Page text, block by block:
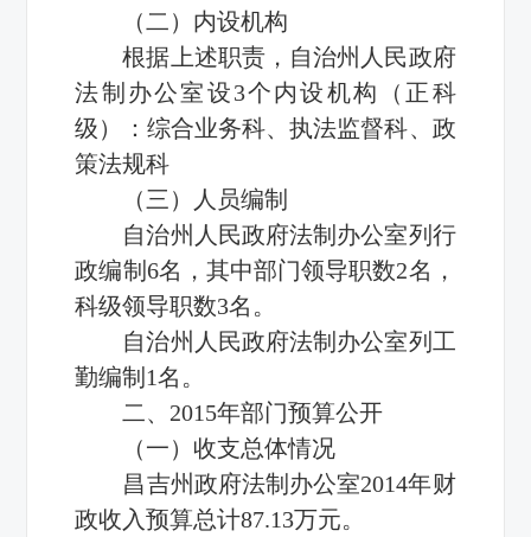
（二）内设机构
根据上述职责，自治州人民政府
法制办公室设3个内设机构（正科
级）：综合业务科、执法监督科、政
策法规科
（三）人员编制
自治州人民政府法制办公室列行
政编制6名，其中部门领导职数2名，
科级领导职数3名。
自治州人民政府法制办公室列工
勤编制1名。
二、2015年部门预算公开
（一）收支总体情况
昌吉州政府法制办公室2014年财
政收入预算总计87.13万元。